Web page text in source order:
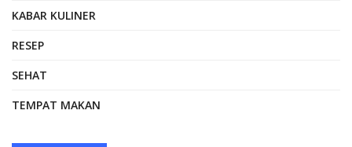
KABAR KULINER
RESEP
SEHAT
TEMPAT MAKAN